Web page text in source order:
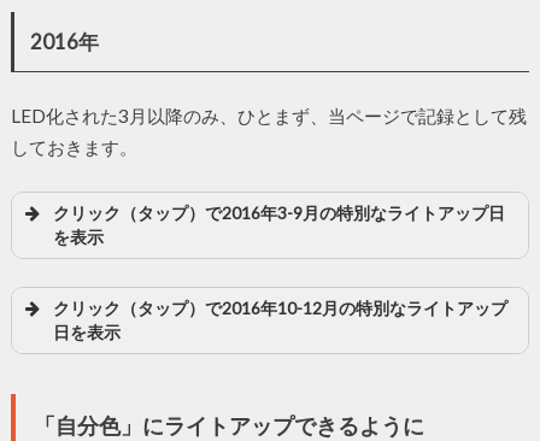
2016年
LED化された3月以降のみ、ひとまず、当ページで記録として残
しておきます。
クリック（タップ）で2016年3-9月の特別なライトアップ日
を表示
クリック（タップ）で2016年10-12月の特別なライトアップ
日を表示
「自分色」にライトアップできるように